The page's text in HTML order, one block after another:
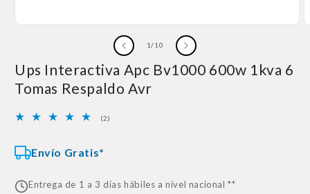
1/de
10
Ups Interactiva Apc Bv1000 600w 1kva 6
Tomas Respaldo Avr
(2)
Envío Gratis*
Entrega de 1 a 3 días hábiles a nivel nacional **